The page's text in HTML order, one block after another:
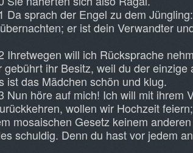
Da sprach der Engel zu dem
er ist dein Verwandter
Ihretwegen will ich Rücksprache
gebührt ihr Besitz, weil du der einzige
ist das Mädchen schön und klug.
Nun höre auf mich! Ich will mit ihrem
wollen wir Hochzeit
mosaischen Gesetz keinem
schuldig. Denn du hast vor jedem